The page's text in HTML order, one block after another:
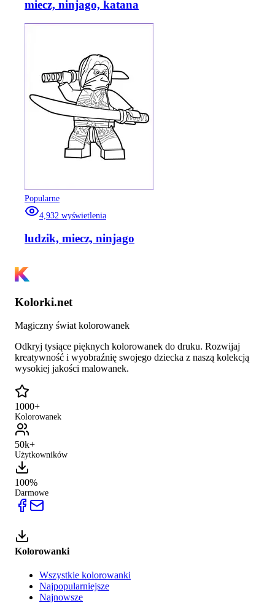
miecz, ninjago, katana
Popularne
4,932 wyświetlenia
ludzik, miecz, ninjago
Kolorki.net
Magiczny świat kolorowanek
Odkryj tysiące pięknych kolorowanek do druku. Rozwijaj
kreatywność i wyobraźnię swojego dziecka z naszą kolekcją
wysokiej jakości malowanek.
1000+
Kolorowanek
50k+
Użytkowników
100%
Darmowe
Kolorowanki
Wszystkie kolorowanki
Najpopularniejsze
Najnowsze